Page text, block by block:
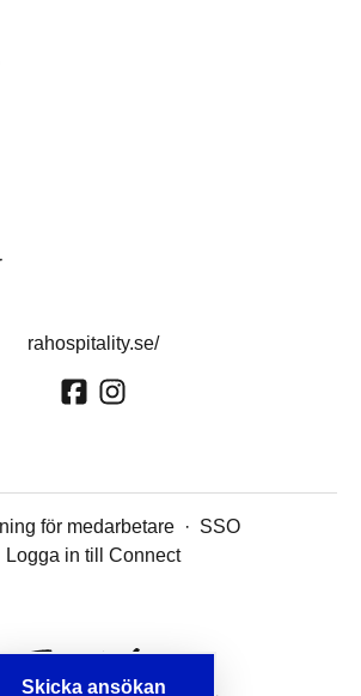
Skicka ansökan
rahospitality.se/
för medarbetare · SSO
Logga in till Connect